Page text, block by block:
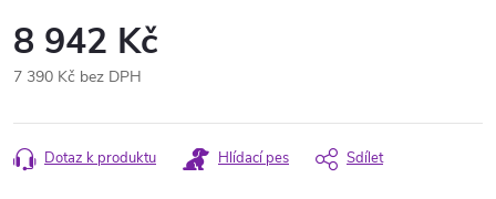
8 942 Kč
7 390 Kč bez DPH
cena:
Dotaz k produktu Hlídací pes Sdílet